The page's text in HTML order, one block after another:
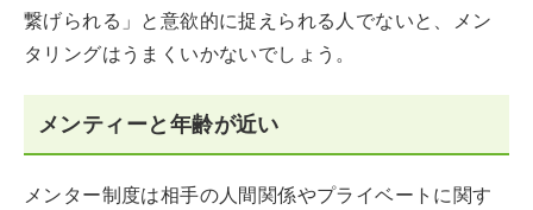
繋げられる」と意欲的に捉えられる人でないと、メン
タリングはうまくいかないでしょう。
メンティーと年齢が近い
メンター制度は相手の人間関係やプライベートに関す